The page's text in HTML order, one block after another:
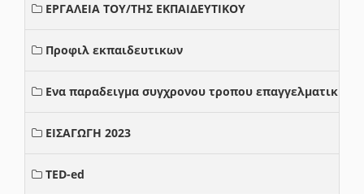
ΕΡΓΑΛΕΙΑ ΤΟΥ/ΤΗΣ ΕΚΠΑΙΔΕΥΤΙΚΟΥ
Προφιλ εκπαιδευτικων
Ενα παραδειγμα συγχρονου τροπου επαγγελματικης
ΕΙΣΑΓΩΓΗ 2023
TED-ed